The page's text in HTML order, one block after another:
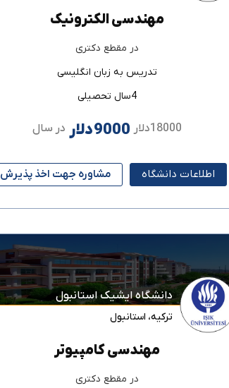
مهندسی الکترونیک
در مقطع دکتری
تدریس به زبان انگلیسی
4سال تحصیلی
18000دلار 9000دلار در سال
اطلاعات دانشگاه مشاوره جهت اخذ پذیرش
دانشگاه ایشیک استانبول
ترکیه، استانبول
مهندسی کامپیوتر
در مقطع دکتری